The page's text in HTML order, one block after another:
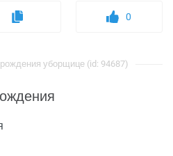
0
уборщице (id: 94687)